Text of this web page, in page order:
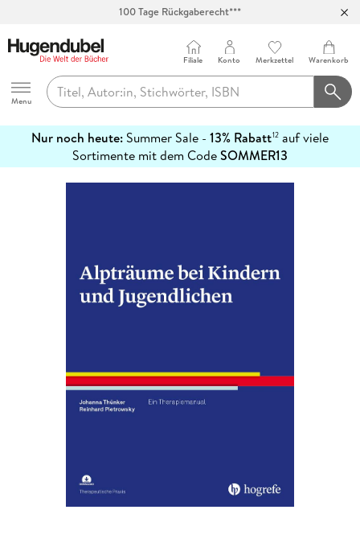
100 Tage Rückgaberecht***
Hugendubel
Menu
Filiale Konto Merkzettel Warenkorb
Nur noch heute: Summer Sale - 13% Rabatt12 auf viele
Sortimente mit dem CodeSOMMER13
erfahren